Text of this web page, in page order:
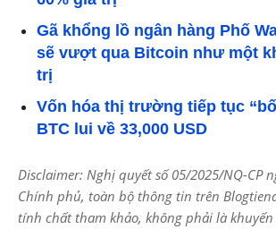
Gã khổng lồ ngân hàng Phố
sẽ vượt qua Bitcoin như một
trị
Vốn hóa thị trường tiếp tục
BTC lui về 33,000 USD
Disclaimer: Nghị quyết số 05/2025/NQ-CP
Chính phủ, toàn bộ thông tin trên
tính chất tham khảo, không phải là